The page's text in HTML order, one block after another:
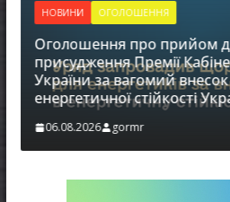
НОВИНИ ОГОЛОШЕННЯ
Оголошення про прийом
присудження Премії
України за вагомий
енергетичної стійкості
06.08.2026 gormr